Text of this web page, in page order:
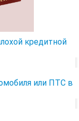
кредитной
или ПТС в